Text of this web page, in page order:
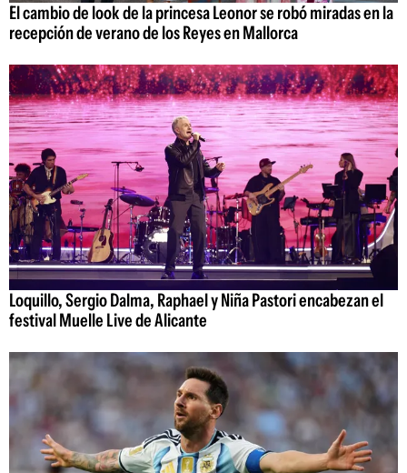
El cambio de look de la princesa Leonor se robó miradas en la
recepción de verano de los Reyes en Mallorca
Loquillo, Sergio Dalma, Raphael y Niña Pastori encabezan el
festival Muelle Live de Alicante